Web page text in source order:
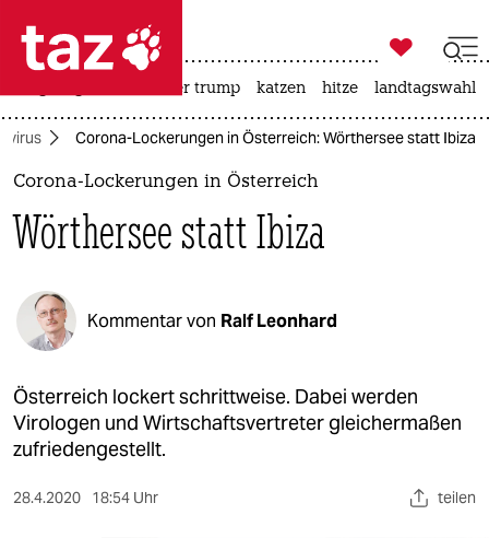
 taz zahl ich
taz zahl ich
politik
öko
gesellschaft
kultur
sport
berlin

taz zahl ich
usa unter trump katzen hitze landtagswahl
Corona-Lockerungen in Österreich: Wörthersee statt Ibiza
Corona-Lockerungen in Österreich
Wörthersee statt Ibiza
Kommentar von Ralf Leonhard
Österreich lockert schrittweise. Dabei werden
Virologen und Wirtschaftsvertreter gleichermaßen
zufriedengestellt.
28.4.2020 18:54 Uhr teilen